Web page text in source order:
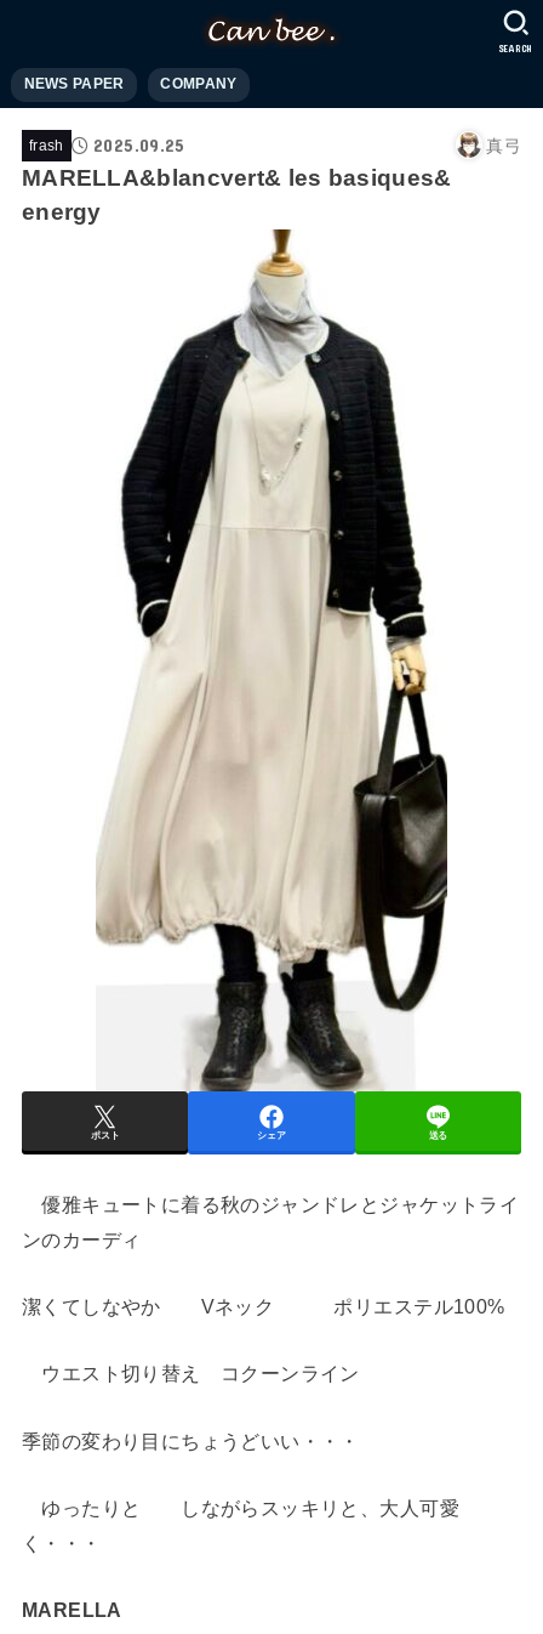
NEWS PAPER COMPANY
SEARCH
frash 2025.09.25 真弓
MARELLA&blancvert& les basiques&
energy
ポスト シェア 送る
優雅キュートに着る秋のジャンドレとジャケットライ
ンのカーディ
潔くてしなやか Vネック ポリエステル100%
ウエスト切り替え コクーンライン
季節の変わり目にちょうどいい・・・
ゆったりと しながらスッキリと、大人可愛
く・・・
MARELLA